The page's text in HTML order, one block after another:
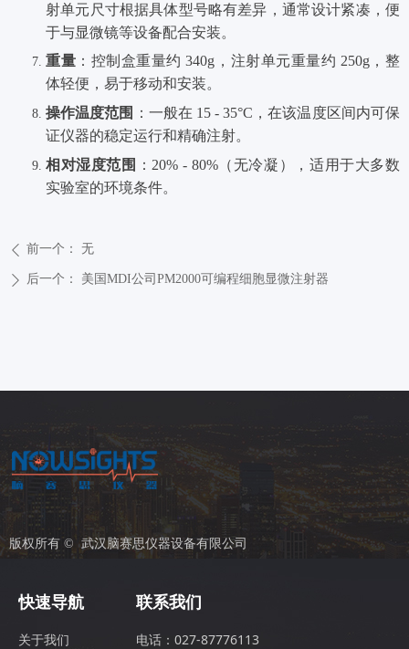
射单元尺寸根据具体型号略有差异，通常设计紧凑，便
于与显微镜等设备配合安装。
重量 ：控制盒重量约 340g，注射单元重量约 250g，整
体轻便，易于移动和安装。
操作温度范围
：一般在 15 - 35°C，在该温度区间内可保
证仪器的稳定运行和精确注射。
相对湿度范围
：20% - 80%（无冷凝），适用于大多数
实验室的环境条件。
ꄴ 前一个： 无
ꄲ 后一个： 美国MDI公司PM2000可编程细胞显微注射器
版权所有 © 武汉脑赛思仪器设备有限公司
快速导航
关于我们
联系我们
电话：027-87776113